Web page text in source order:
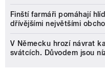
Finští farmáři pomáhají
dřívějšími největšími
V Německu hrozí návrat
svátcích. Důvodem jsou